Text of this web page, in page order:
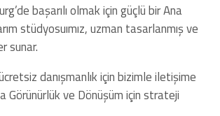
başarılı olmak için güçlü bir Ana
stüdyosuımız, uzman tasarlanmış ve
sunar.
danışmanlık için bizimle iletişime
Görünürlük ve Dönüşüm için strateji